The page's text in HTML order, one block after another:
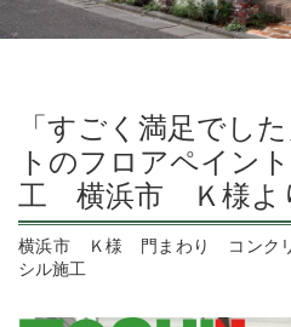
「すごく満足でし
トのフロアペイン
工 横浜市 Ｋ様よ
横浜市 Ｋ様 門まわり コンクリ
シル施工